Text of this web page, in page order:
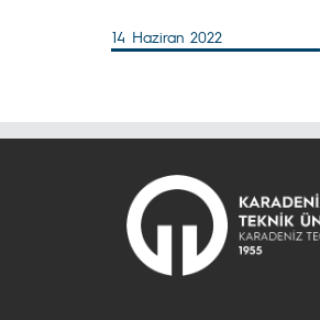
14 Haziran 2022